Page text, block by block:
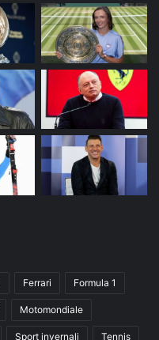
Ferrari Formula 1
Motomondiale
Sport invernali Tennis